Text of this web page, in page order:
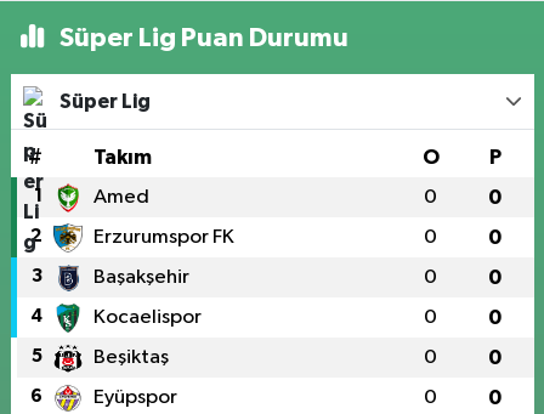
Süper Lig Puan Durumu
Süper Lig
# Takım O P
1 Amed 0 0
2 Erzurumspor FK 0 0
3 Başakşehir 0 0
4 Kocaelispor 0 0
5 Beşiktaş 0 0
6 Eyüpspor 0 0